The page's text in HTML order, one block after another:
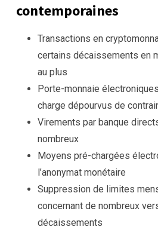
contemporaines
Transactions en
certains décaissements en
au plus
Porte-monnaie
charge dépourvus de
Virements par banque
nombreux
Moyens pré-chargées
l’anonymat monétaire
Suppression de limites
concernant de nombreux
décaissements